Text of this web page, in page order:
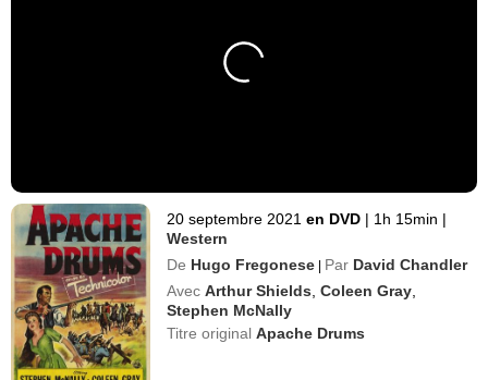
20 septembre 2021 en DVD | 1h 15min |
Western
De Hugo Fregonese | Par David Chandler
Avec Arthur Shields ,Coleen Gray
Stephen McNally
Titre originalApache Drums